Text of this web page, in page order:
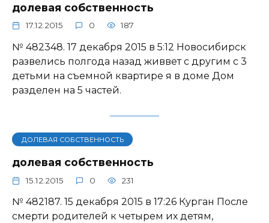
долевая собственность
17.12.2015 0 187
№ 482348. 17 декабря 2015 в 5:12 Новосибирск
развелись полгода назад живвет с другим с 3
детьми на съемной квартире я в доме Дом
разделен на 5 частей.
ДОЛЕВАЯ СОБСТВЕННОСТЬ
долевая собственность
15.12.2015 0 231
№ 482187. 15 декабря 2015 в 17:26 Курган После
смерти родителей к четырем их детям,